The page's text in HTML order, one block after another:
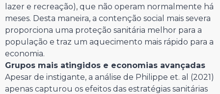
lazer e recreação), que não operam normalmente há
meses. Desta maneira, a contenção social mais severa
proporciona uma proteção sanitária melhor para a
população e traz um aquecimento mais rápido para a
economia.
Grupos mais atingidos e economias avançadas
Apesar de instigante, a análise de Philippe et. al (2021)
apenas capturou os efeitos das estratégias sanitárias